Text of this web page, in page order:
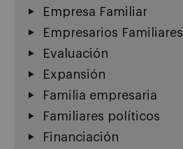
Empresa Familiar
Empresarios Familiares
Evaluación
Expansión
Familia empresaria
Familiares políticos
Financiación